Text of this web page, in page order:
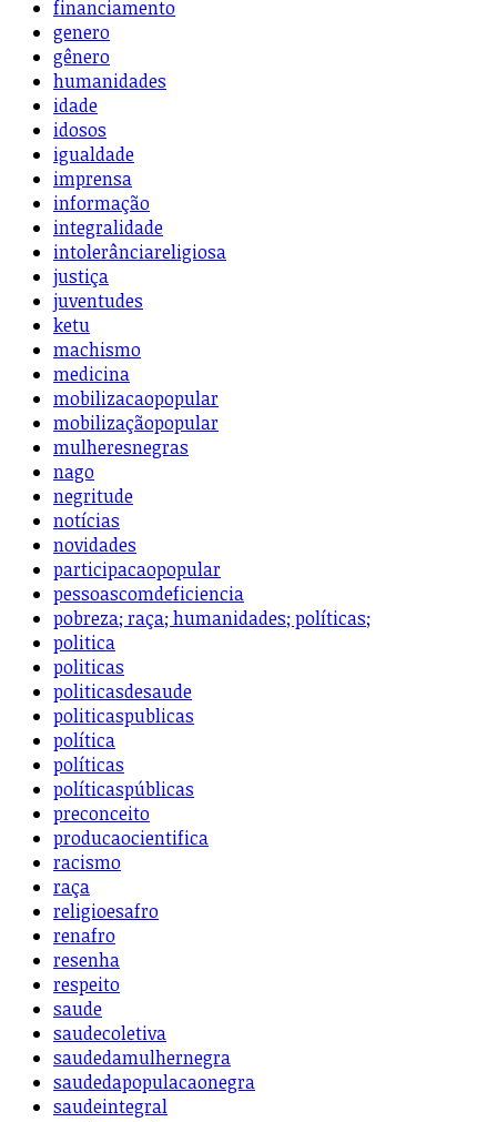
financiamento
genero
gênero
humanidades
idade
idosos
igualdade
imprensa
informação
integralidade
intolerânciareligiosa
justiça
juventudes
ketu
machismo
medicina
mobilizacaopopular
mobilizaçãopopular
mulheresnegras
nago
negritude
notícias
novidades
participacaopopular
pessoascomdeficiencia
pobreza; raça; humanidades; políticas;
politica
politicas
politicasdesaude
politicaspublicas
política
políticas
políticaspúblicas
preconceito
producaocientifica
racismo
raça
religioesafro
renafro
resenha
respeito
saude
saudecoletiva
saudedamulhernegra
saudedapopulacaonegra
saudeintegral